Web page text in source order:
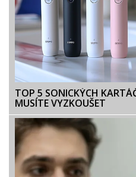
TOP 5 SONICKÝCH
MUSÍTE VYZKOUŠET